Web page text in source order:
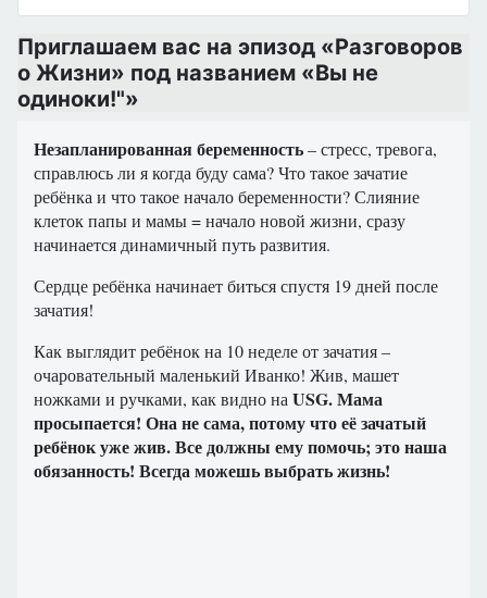
Приглашаем вас на эпизод «Разговоров
о Жизни» под названием «Вы не
одиноки!"»
Незапланированная беременность– стресс, тревога,
справлюсь ли я когда буду сама? Что такое зачатие
ребёнка и что такое начало беременности? Слияние
клеток папы и мамы = начало новой жизни, сразу
начинается динамичный путь развития.
Сердце ребёнка начинает биться спустя 19 дней после
зачатия!
Как выглядит ребёнок на 10 неделе от зачатия –
очаровательный маленький Иванко! Жив, машет
ножками и ручками, как видно на USG. Мама
просыпается! Она не сама, потому что её зачатый
ребёнок уже жив. Все должны ему помочь; это наша
обязанность! Всегда можешь выбрать жизнь!